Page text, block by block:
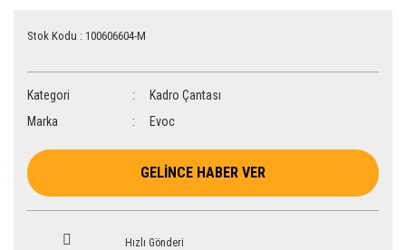
Stok Kodu : 100606604-M
Kategori
Kadro Çantası
Marka
Evoc
GELİNCE HABER VER
Hızlı Gönderi